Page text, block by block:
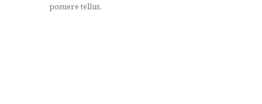
posuere tellus.